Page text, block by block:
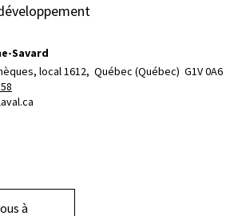
Savard
local 1612, Québec (Québec)  G1V 0A6
à